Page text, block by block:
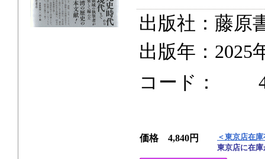
出版社：藤原
出版年：2025
コード：
価格 4,840円
＜東京店在
東京店に在